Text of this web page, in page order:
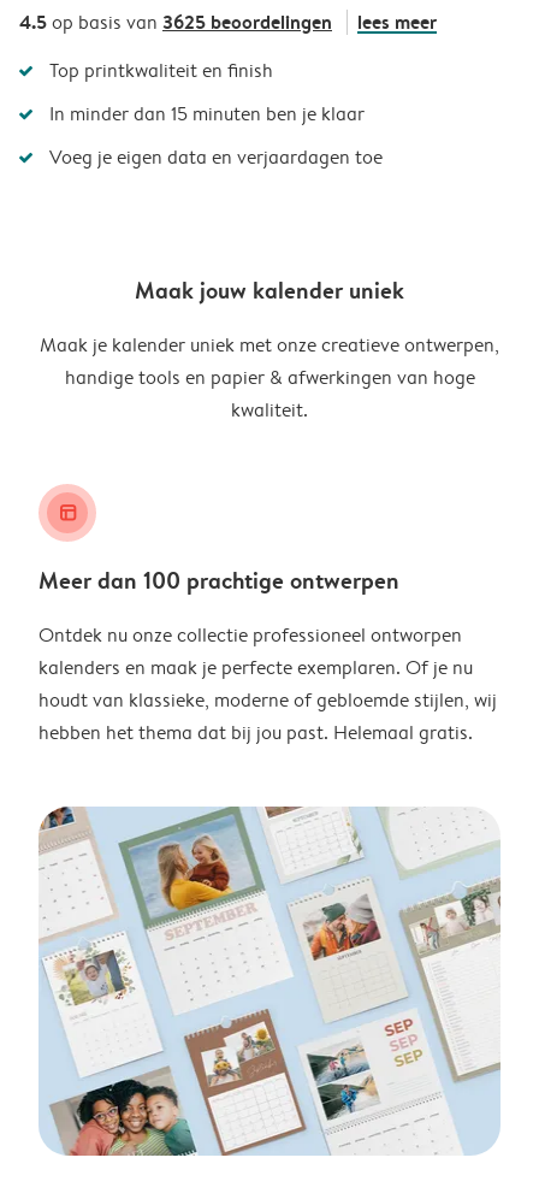
4.5op basis van 3625 beoordelingen lees meer
Top printkwaliteit en finish
In minder dan 15 minuten ben je klaar
Voeg je eigen data en verjaardagen toe
Maak jouw kalender uniek
Maak je kalender uniek met onze creatieve ontwerpen,
handige tools en papier & afwerkingen van hoge
kwaliteit.
layout_alt
Meer dan 100 prachtige ontwerpen
Ontdek nu onze collectie professioneel ontworpen
kalenders en maak je perfecte exemplaren. Of je nu
houdt van klassieke, moderne of gebloemde stijlen, wij
hebben het thema dat bij jou past. Helemaal gratis.